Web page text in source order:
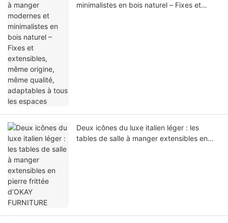
minimalistes en bois naturel – Fixes et
Deux icônes du luxe italien léger : les
tables de salle à manger extensibles en